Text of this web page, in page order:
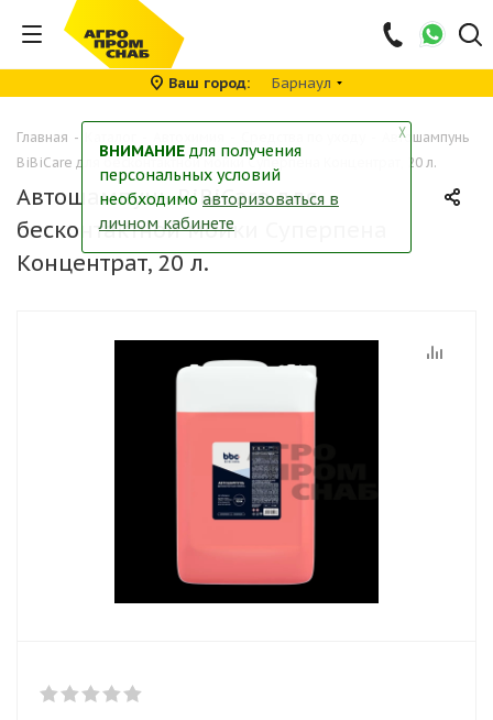
Ваш город Барнаул
Главная -
Автошампунь
BiBiCare для бесконтактной мойки Суперпена Концентрат, 20 л.
Автошампунь BiBiCare для
бесконтактной мойки Суперпена
Концентрат, 20 л.
╳
ВНИМАНИЕ для получения
персональных условий
необходимо авторизоваться в
личном кабинете